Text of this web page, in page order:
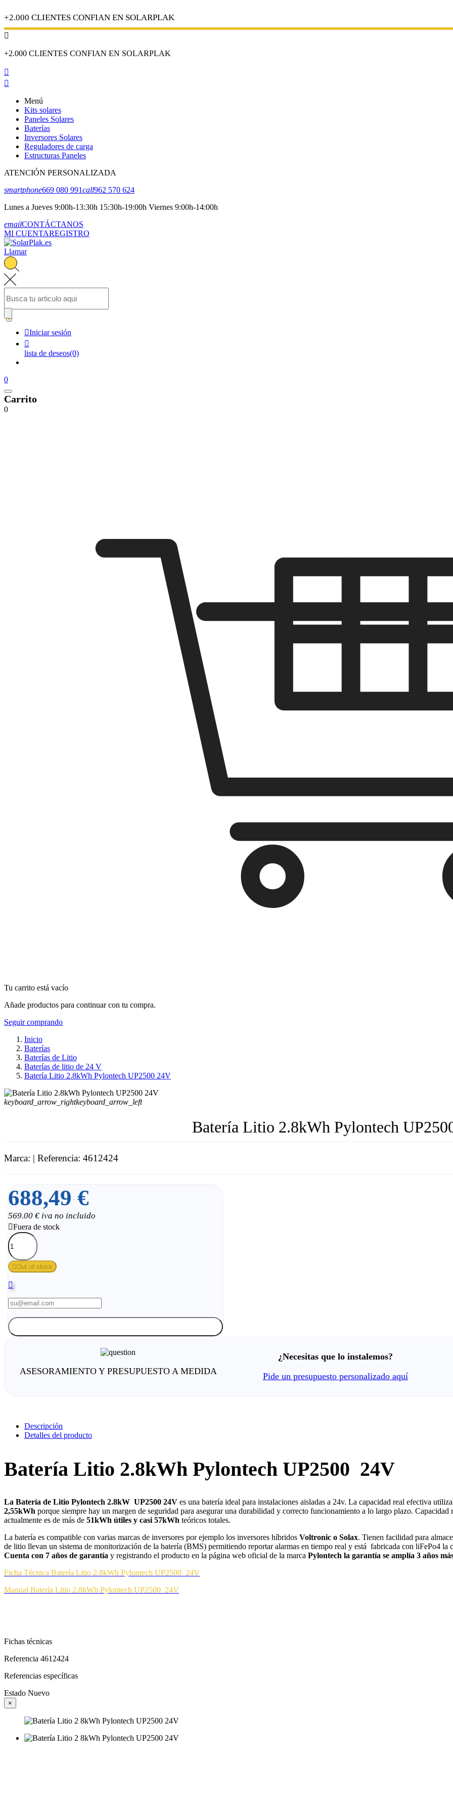
+2.000 CLIENTES CONFIAN EN SOLARPLAK

+2.000 CLIENTES CONFIAN EN SOLARPLAK


Menú
Kits solares
Paneles Solares
Baterías
Inversores Solares
Reguladores de carga
Estructuras Paneles
ATENCIÓN PERSONALIZADA
smartphone669 080 991call962 570 624
Lunes a Jueves 9:00h-13:30h 15:30h-19:00h Viernes 9:00h-14:00h
emailCONTÁCTANOS
MI CUENTAREGISTRO
Llamar
Iniciar sesión

lista de deseos(0)
0
Carrito
0
Tu carrito está vacío
Añade productos para continuar con tu compra.
Seguir comprando
Inicio
Baterías
Baterías de Litio
Baterías de litio de 24 V
Batería Litio 2.8kWh Pylontech UP2500 24V
keyboard_arrow_rightkeyboard_arrow_left
Batería Litio 2.8kWh Pylontech
Marca: | Referencia: 4612424
688,49 €
569.00 € iva no incluido
Fuera de stock
Out of stock

ASESORAMIENTO Y PRESUPUESTO A MEDIDA
¿Necesitas que lo instalemos?
Pide un presupuesto personalizado aquí
Descripción
Detalles del producto
Batería Litio 2.8kWh Pylontech UP2500 24V
La Batería de Litio Pylontech 2.8kW UP2500 24V es una batería ideal para instalaciones aisladas a 24v. La capacidad real efectiva
2,55kWh porque siempre hay un margen de seguridad para asegurar una durabilidad y correcto funcionamiento a lo largo plazo.
actualmente es de más de 51kWh útiles y casi 57kWh teóricos totales.
La batería es compatible con varias marcas de inversores por ejemplo los inversores híbridos Voltronic o Solax. Tienen facilidad para
de litio llevan un sistema de monitorización de la batería (BMS) permitiendo reportar alarmas en tiempo real y está fabricada con liFePo4 la
Cuenta con 7 años de garantía y registrando el producto en la página web oficial de la marca Pylontech la garantía se amplía 3 años
Ficha Técnica Batería Litio 2.8kWh Pylontech UP2500 24V
Manual Batería Litio 2.8kWh Pylontech UP2500 24V
Fichas técnicas
Referencia 4612424
Referencias específicas
Estado Nuevo
×